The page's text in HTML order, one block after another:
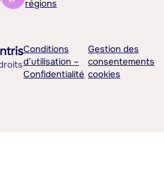
régions
Conditions
d’utilisation –
Confidentialité
Gestion des
consentements
cookies